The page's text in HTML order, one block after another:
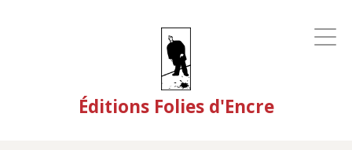
Éditions Folies d'Encre